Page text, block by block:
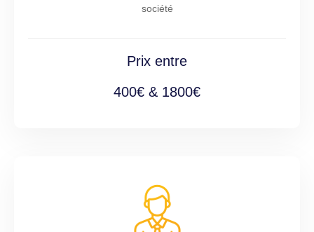
société
Prix entre
400€ & 1800€